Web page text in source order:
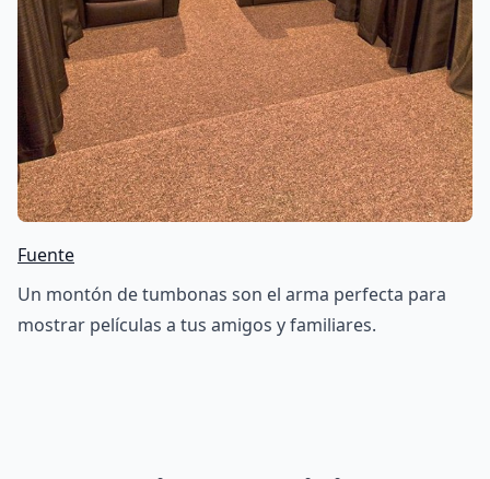
Fuente
Un montón de tumbonas son el arma perfecta para
mostrar películas a tus amigos y familiares.